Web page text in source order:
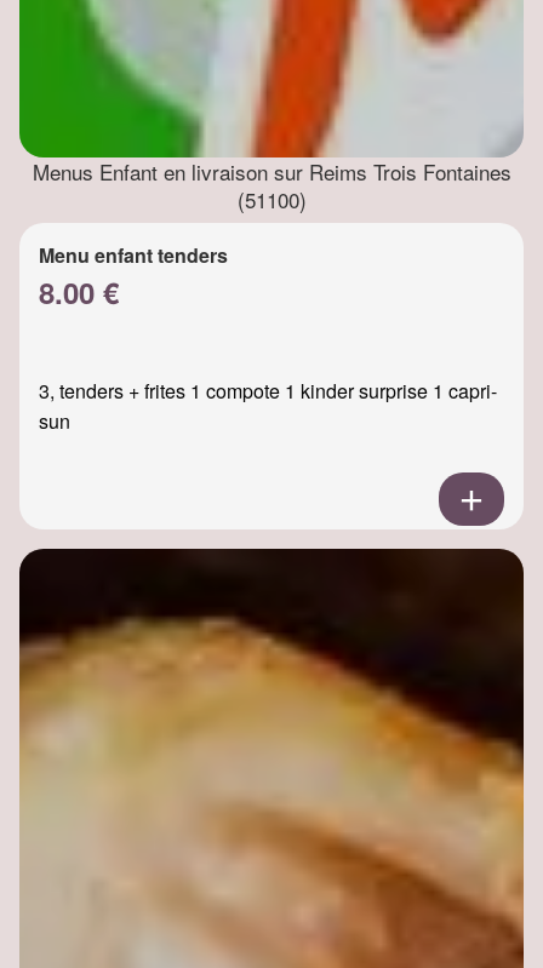
Menus Enfant en livraison sur Reims Trois Fontaines
(51100)
Menu enfant tenders
8.00 €
3, tenders + frites 1 compote 1 kinder surprise 1 capri-
sun